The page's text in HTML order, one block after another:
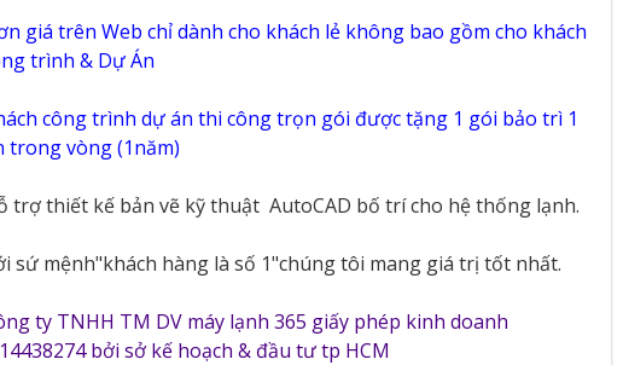
giá trên Web chỉ dành cho khách lẻ không bao gồm cho khách
trình & Dự Án
công trình dự án thi công trọn gói được tặng 1 gói bảo trì 1
trong vòng (1năm)
trợ thiết kế bản vẽ kỹ thuật AutoCAD bố trí cho hệ thống lạnh.
sứ mệnh"khách hàng là số 1"chúng tôi mang giá trị tốt nhất.
ty TNHH TM DV máy lạnh 365 giấy phép kinh doanh
bởi sở kế hoạch & đầu tư tp HCM